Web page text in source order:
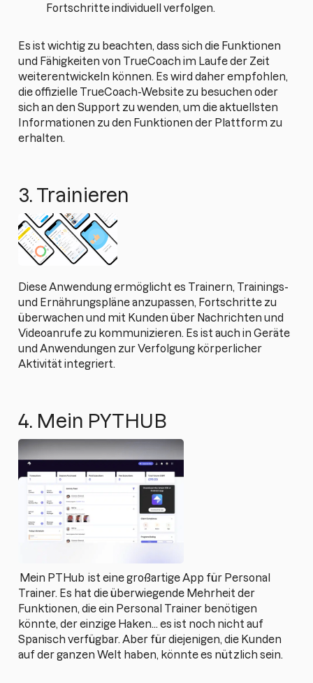
Fortschritte individuell verfolgen.
Es ist wichtig zu beachten, dass sich die Funktionen
und Fähigkeiten von TrueCoach im Laufe der Zeit
weiterentwickeln können. Es wird daher empfohlen,
die offizielle TrueCoach-Website zu besuchen oder
sich an den Support zu wenden, um die aktuellsten
Informationen zu den Funktionen der Plattform zu
erhalten.
3. Trainieren
Diese Anwendung ermöglicht es Trainern, Trainings-
und Ernährungspläne anzupassen, Fortschritte zu
überwachen und mit Kunden über Nachrichten und
Videoanrufe zu kommunizieren. Es ist auch in Geräte
und Anwendungen zur Verfolgung körperlicher
Aktivität integriert.
4. Mein PYTHUB
Mein PTHub ist eine großartige App für Personal
Trainer. Es hat die überwiegende Mehrheit der
Funktionen, die ein Personal Trainer benötigen
könnte, der einzige Haken... es ist noch nicht auf
Spanisch verfügbar. Aber für diejenigen, die Kunden
auf der ganzen Welt haben, könnte es nützlich sein.